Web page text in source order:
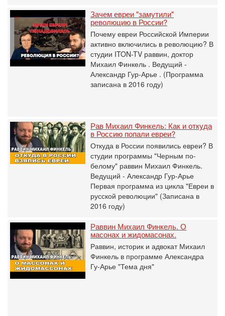
Зачем евреи "замутили"
революцию в России?
Почему евреи Российской Империи
активно включились в революцию? В
студии ITON-TV раввин, доктор
Михаил Финкель . Ведущий -
Александр Гур-Арье . (Программа
записана в 2016 году)
Рав Михаил Финкель: Как и откуда
в Россию попали евреи?
Откуда в России появились евреи? В
студии программы "Черным по-
белому" раввин Михаил Финкель.
Ведущий - Александр Гур-Арье
Первая программа из цикла "Евреи в
русской революции" (Записана в
2016 году)
Раввин Михаил Финкель. О
масонах и жидомасонах.
Раввин, историк и адвокат Михаил
Финкель в программе Александра
Гу-Арье "Тема дня"